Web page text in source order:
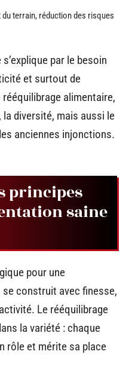
terrain, réduction des risques
par le besoin
et surtout de
alimentaire,
la diversité, mais aussi le
anciennes injonctions.
principes
saine
pour une
construit avec finesse,
Le rééquilibrage
la variété : chaque
rôle et mérite sa place